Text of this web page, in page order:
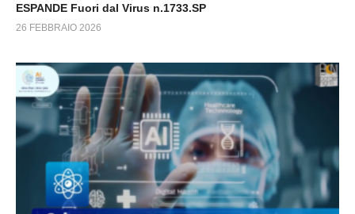
ESPANDE Fuori dal Virus n.1733.SP
26 FEBBRAIO 2026